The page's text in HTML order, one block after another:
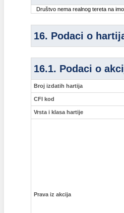
Društvo nema realnog tereta na
16. Podaci o
16.1. Podaci o
Broj izdatih hartija
CFI kod
Vrsta i klasa hartije
Prava iz akcija